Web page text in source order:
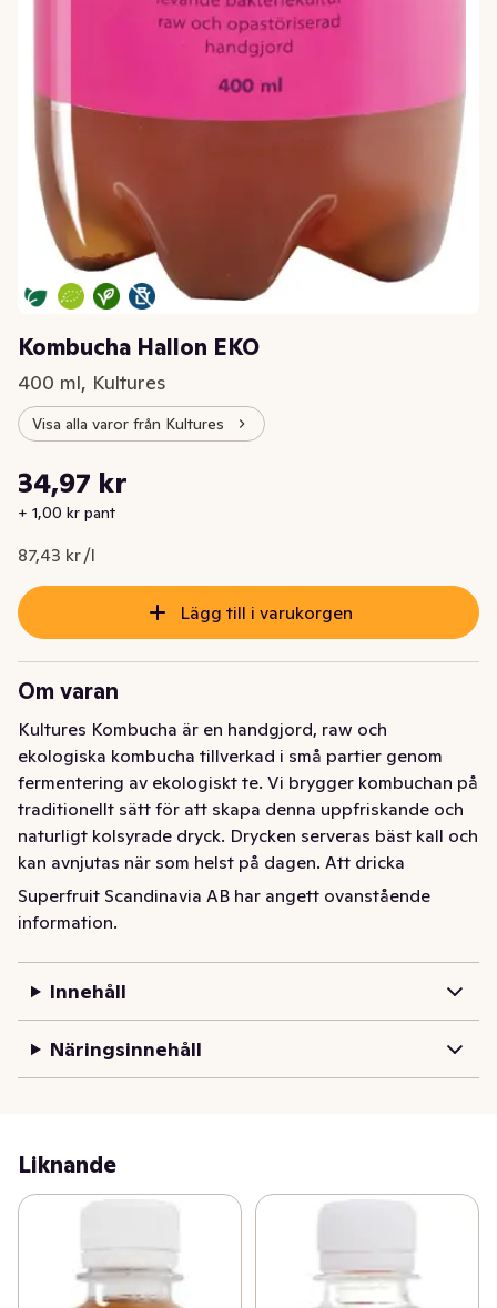
Kombucha Hallon EKO
400 ml, Kultures
Visa alla varor från Kultures
Nuvarande pris är: 34,97 kr
34,97 kr
+ 1,00 kr pant
87,43 kr /l
Styckpris: 87,43 kr /l
Lägg till i varukorgen
Om varan
Kultures Kombucha är en handgjord, raw och
ekologiska kombucha tillverkad i små partier genom
fermentering av ekologiskt te. Vi brygger kombuchan på
traditionellt sätt för att skapa denna uppfriskande och
naturligt kolsyrade dryck. Drycken serveras bäst kall och
kan avnjutas när som helst på dagen. Att dricka
kombucha är ett enkelt och gott sätt att få i sig levande
bakteriekultur.
Kombucha härstammar från Östasien där det har
dokumenterats att den användes under den kinesiska
Qin-dynastin 221 f.Kr.
Ekologiskt certifierad
Naturligt kolsyrad
Bryggd på källvatten
GMO-fri
Glutenfri
Superfruit Scandinavia AB har angett ovanstående
information.
Innehåll
Näringsinnehåll
Liknande